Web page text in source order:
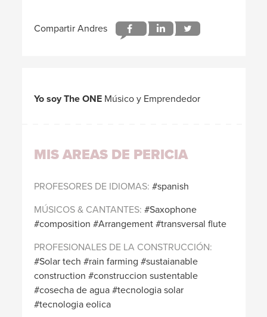
Yo soy The ONE Músico y Emprendedor
MIS AREAS DE PERICIA
PROFESORES DE IDIOMAS
spanish
MÚSICOS & CANTANTES
Saxophone
composition Arrangement transversal flute
PROFESIONALES DE LA CONSTRUCCIÓN
Solar tech rain farming sustaianable
construction construccion sustentable
cosecha de agua tecnologia solar
tecnologia eolica